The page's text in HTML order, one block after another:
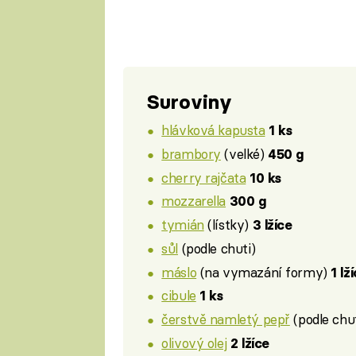
Suroviny
hlávková kapusta 1 ks
brambory (velké) 450 g
cherry rajčata 10 ks
mozzarella 300 g
tymián(lístky) 3 lžíce
sůl(podle chuti)
máslo (na vymazání formy) 1
cibule 1 ks
čerstvě namletý pepř (podle
olivový olej 2 lžíce